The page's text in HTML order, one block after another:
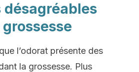
désagréables
l’odorat présente des
la grossesse. Plus